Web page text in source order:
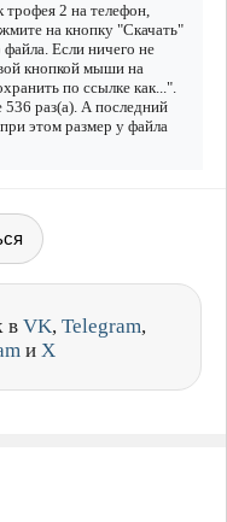
трофея 2 на телефон,
на кнопку "Скачать"
файла. Если ничего не
кнопкой мыши на
по ссылке как...".
536 раз(а). А последний
этом размер у файла
в VK, Telegram,
и X